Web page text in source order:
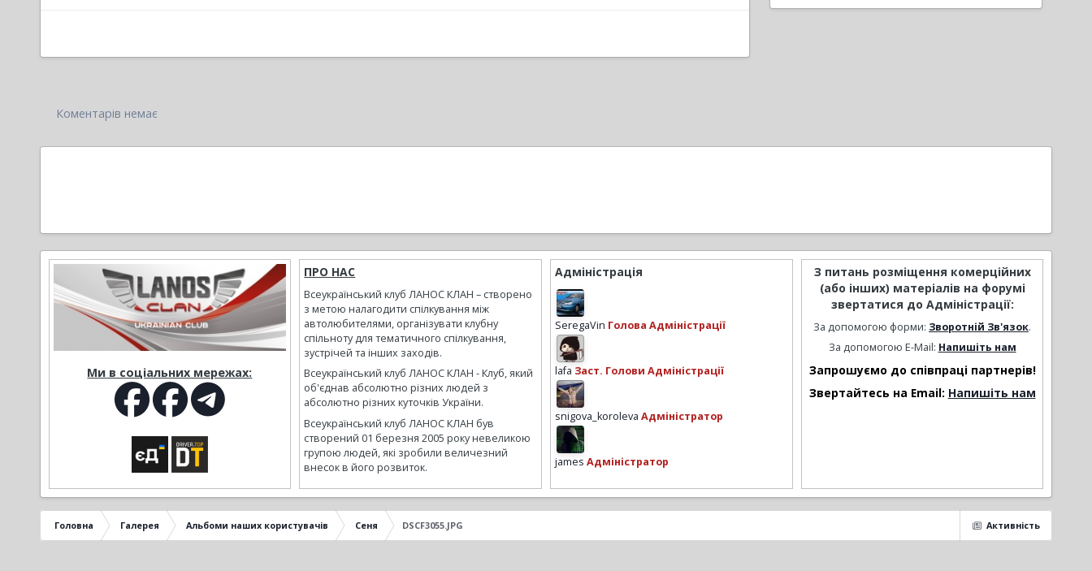
Коментарів немає
Ми в соціальних мережах:
ПРО НАС
Всеукраїнський клуб ЛАНОС КЛАН – створено
з метою налагодити спілкування між
автолюбителями, організувати клубну
спільноту для тематичного спілкування,
зустрічей та інших заходів.
Всеукраїнський клуб ЛАНОС КЛАН - Клуб, який
об'єднав абсолютно різних людей з
абсолютно різних куточків України.
Всеукраїнський клуб ЛАНОС КЛАН був
створений 01 березня 2005 року невеликою
групою людей, які зробили величезний
внесок в його розвиток.
Адміністрація
SeregaVin Голова Адміністрації
lafa Заст. Голови Адміністрації
snigova_koroleva Адміністратор
james Адміністратор
З питань розміщення комерційних
(або інших) матеріалів на форумі
звертатися до Адміністрації:
За допомогою форми: Зворотній Зв'язок.
За допомогою E-Mail: Напишіть нам
Запрошуємо до співпраці партнерів!
Звертайтесь на Email: Напишіть нам
Активність
Головна Галерея Альбоми наших користувачів Сеня DSCF3055.JPG